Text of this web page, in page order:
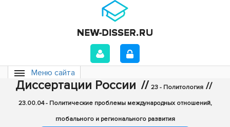
Меню сайта
Диссертации России // 23 - Политология //
23.00.04 - Политические проблемы международных отношений,
глобального и регионального развития